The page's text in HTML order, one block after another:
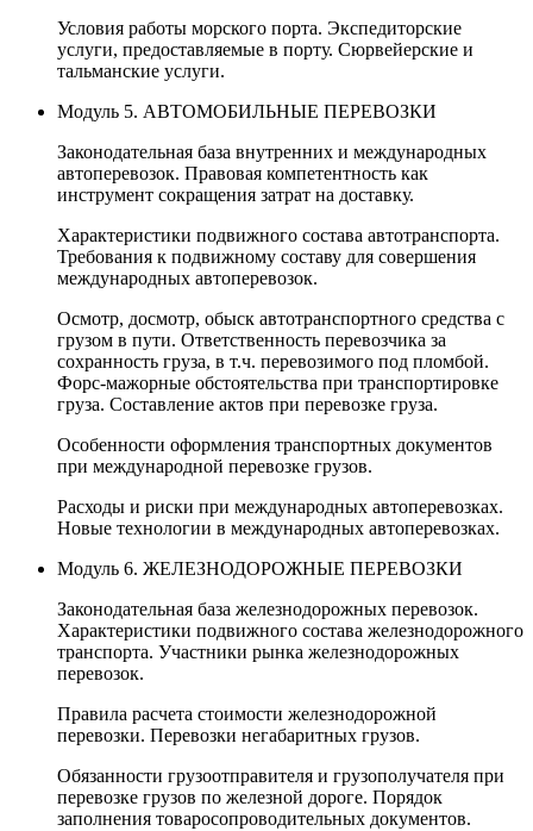
Условия работы морского порта. Экспедиторские
услуги, предоставляемые в порту. Сюрвейерские и
тальманские услуги.
Модуль 5. АВТОМОБИЛЬНЫЕ ПЕРЕВОЗКИ
Законодательная база внутренних и международных
автоперевозок. Правовая компетентность как
инструмент сокращения затрат на доставку.
Характеристики подвижного состава автотранспорта.
Требования к подвижному составу для совершения
международных автоперевозок.
Осмотр, досмотр, обыск автотранспортного средства с
грузом в пути. Ответственность перевозчика за
сохранность груза, в т.ч. перевозимого под пломбой.
Форс-мажорные обстоятельства при транспортировке
груза. Составление актов при перевозке груза.
Особенности оформления транспортных документов
при международной перевозке грузов.
Расходы и риски при международных автоперевозках.
Новые технологии в международных автоперевозках.
Модуль 6. ЖЕЛЕЗНОДОРОЖНЫЕ ПЕРЕВОЗКИ
Законодательная база железнодорожных перевозок.
Характеристики подвижного состава железнодорожного
транспорта. Участники рынка железнодорожных
перевозок.
Правила расчета стоимости железнодорожной
перевозки. Перевозки негабаритных грузов.
Обязанности грузоотправителя и грузополучателя при
перевозке грузов по железной дороге. Порядок
заполнения товаросопроводительных документов.